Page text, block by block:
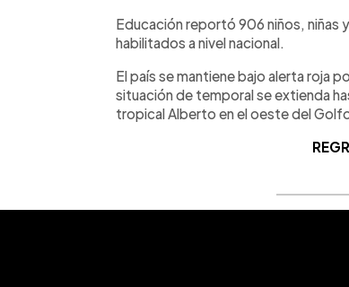
Educación reportó 906 niños,
habilitados a nivel nacional.
El país se mantiene bajo alerta roja
situación de temporal se extienda
tropical Alberto en el oeste del